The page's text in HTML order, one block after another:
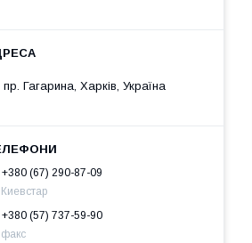
пр. Гагарина, Харків, Україна
+380 (67) 290-87-09
Киевстар
+380 (57) 737-59-90
факс